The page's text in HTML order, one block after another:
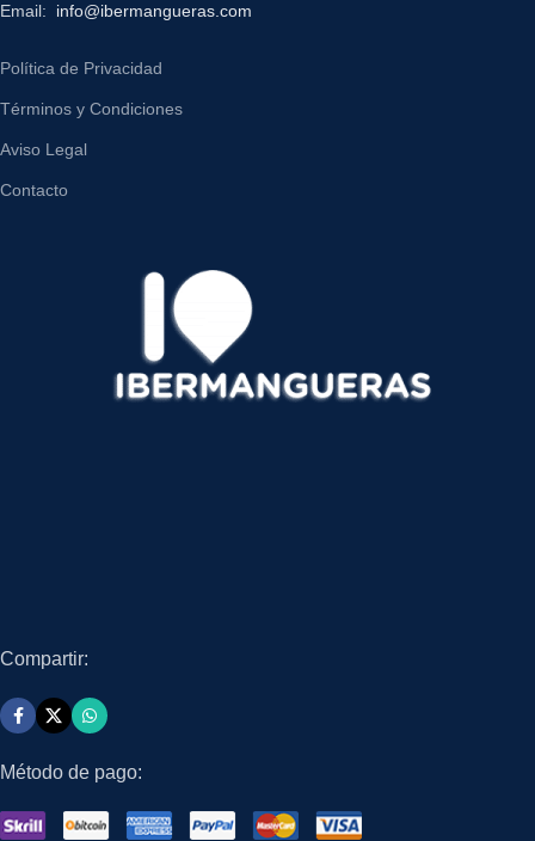
Email: info@ibermangueras.com
Política de Privacidad
Términos y Condiciones
Aviso Legal
Contacto
Compartir:
Método de pago: